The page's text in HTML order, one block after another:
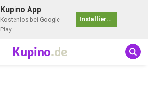
Kupino App
Kostenlos bei Google
Play
Installieren
Kupino.de